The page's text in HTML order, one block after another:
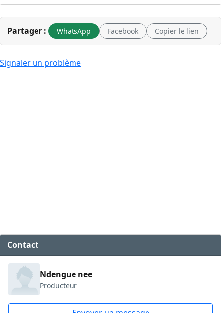
Partager : WhatsApp Facebook Copier le lien
Signaler un problème
Contact
Ndengue nee
Producteur